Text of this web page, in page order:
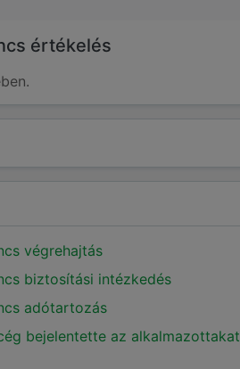
értékelés
végrehajtás
biztosítási intézkedés
adótartozás
bejelentette az alkalmazottakat